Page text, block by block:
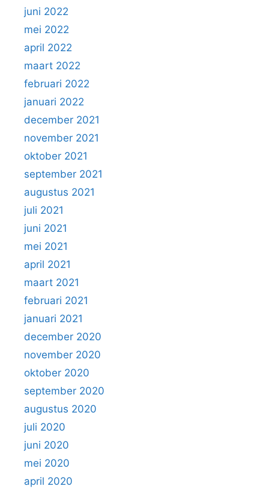
juni 2022
mei 2022
april 2022
maart 2022
februari 2022
januari 2022
december 2021
november 2021
oktober 2021
september 2021
augustus 2021
juli 2021
juni 2021
mei 2021
april 2021
maart 2021
februari 2021
januari 2021
december 2020
november 2020
oktober 2020
september 2020
augustus 2020
juli 2020
juni 2020
mei 2020
april 2020